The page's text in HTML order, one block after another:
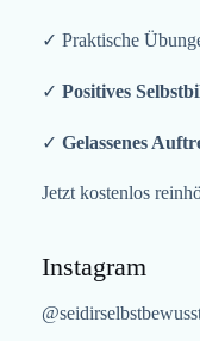
✓ Praktische
✓ Positives
✓ Gelassenes
Jetzt kostenlos
Instagram